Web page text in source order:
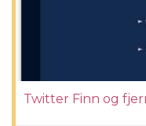
Twitter Finn og